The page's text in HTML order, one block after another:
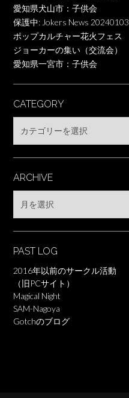
愛知県犬山市：子供会
保護中: Jokers News 20240103
ポップカルチャー花火フェス
ジョーカーの集い（交流会）
愛知県一宮市：子供会
CATEGORY
ARCHIVE
PAST LOG
2016年以前のサークル活動
（旧PCサイト）
Magical Night
SAM-Nagoya
Gotchのブログ